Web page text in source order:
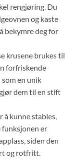
rengjøring. Du
og kaste
bekymre deg for
krusene brukes til
forfriskende
en unik
dem til en stift
å kunne stables,
funksjonen er
siden den
og rotfritt.